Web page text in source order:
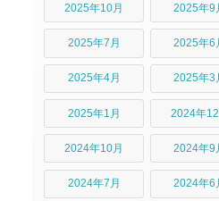
2025年10月 2025年9
2025年7月 2025年6
2025年4月 2025年3
2025年1月 2024年
2024年10月 2024年9
2024年7月 2024年6